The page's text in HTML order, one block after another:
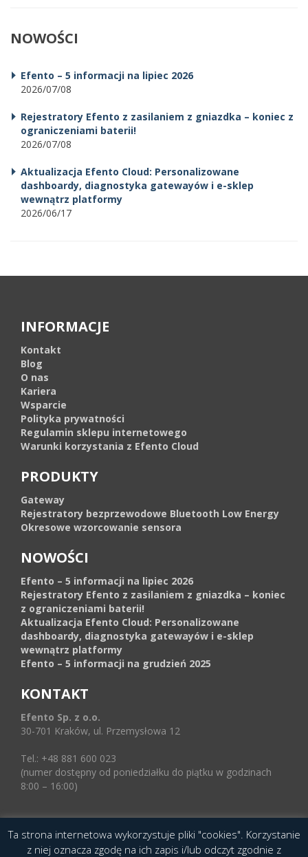
NOWOŚCI
Efento – 5 informacji na lipiec 2026
2026/07/08
Rejestratory Efento z zasilaniem z gniazdka – koniec z
ograniczeniami baterii!
2026/07/08
Aktualizacja Efento Cloud: Personalizowane
dashboardy, diagnostyka gatewayów i e-sklep
wewnątrz platformy
2026/06/17
INFORMACJE
Kontakt
Blog
O nas
Kariera
Wsparcie
Polityka prywatności
Regulamin sklepu internetowego
Warunki korzystania z Efento Cloud
PRODUKTY
Gateway
Rejestratory bezprzewodowe Bluetooth Low Energy
Okresowe wzorcowanie sensora
NOWOŚCI
Efento – 5 informacji na lipiec 2026
Rejestratory Efento z zasilaniem z gniazdka – koniec
z ograniczeniami baterii!
Aktualizacja Efento Cloud: Personalizowane
dashboardy, diagnostyka gatewayów i e-sklep
wewnątrz platformy
Efento – 5 informacji na grudzień 2025
KONTAKT
Efento Sp. z o.o.
30-701 Kraków, ul. Przemysłowa 12
Tel.: +48 881 600 023
(numer dostępny od poniedziałku do piątku w godzinach
8:00 – 16:00)
© 2016 Copyright by Efento. All rights reserved.
Projekt i wykonanieAgencja Interaktywna
Ta strona internetowa wykorzystuje pliki "cookies". Korzystanie
z niej oznacza zgodę na ich zapis i/lub odczyt zgodnie z